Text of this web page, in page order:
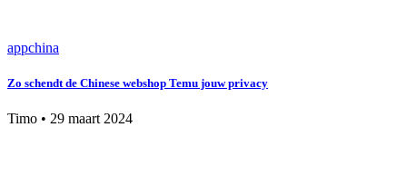
appchina
Zo schendt de Chinese webshop Temu jouw privacy
Timo • 29 maart 2024